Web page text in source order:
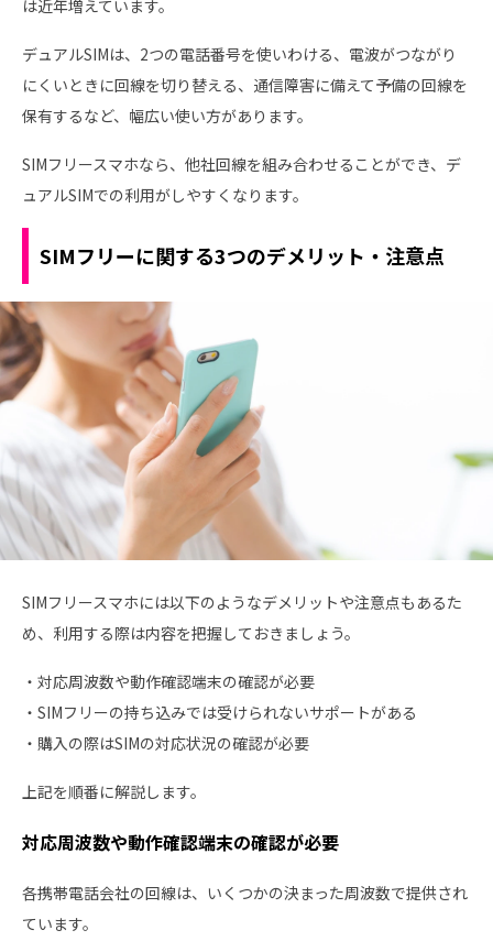
は近年増えています。
デュアルSIMは、2つの電話番号を使いわける、電波がつながり
にくいときに回線を切り替える、通信障害に備えて予備の回線を
保有するなど、幅広い使い方があります。
SIMフリースマホなら、他社回線を組み合わせることができ、デ
ュアルSIMでの利用がしやすくなります。
SIMフリーに関する3つのデメリット・注意点
SIMフリースマホには以下のようなデメリットや注意点もあるた
め、利用する際は内容を把握しておきましょう。
・対応周波数や動作確認端末の確認が必要
・SIMフリーの持ち込みでは受けられないサポートがある
・購入の際はSIMの対応状況の確認が必要
上記を順番に解説します。
対応周波数や動作確認端末の確認が必要
各携帯電話会社の回線は、いくつかの決まった周波数で提供され
ています。